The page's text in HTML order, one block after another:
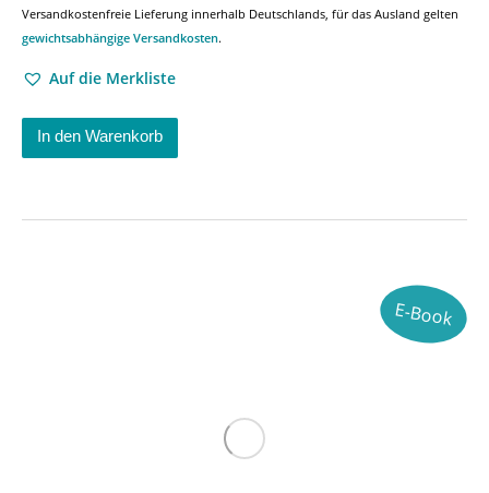
Versandkostenfreie Lieferung innerhalb Deutschlands, für das Ausland gelten
gewichtsabhängige Versandkosten.
Auf die Merkliste
In den Warenkorb
E-Book